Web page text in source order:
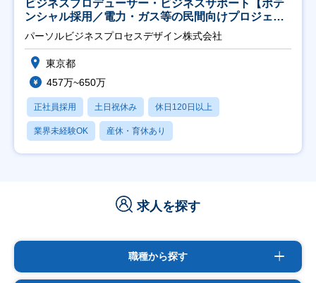
ビジネスプロデューサー・ビジネスサポート【ポテ
ンシャル採用／電力・ガス等の民間向けプロジェク
ト推進】
パーソルビジネスプロセスデザイン株式会社
東京都
457万~650万
正社員採用 土日祝休み 休日120日以上
業界未経験OK 産休・育休あり
求人を探す
職種から探す